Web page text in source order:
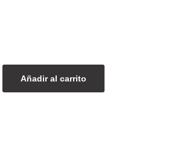
Añadir al carrito